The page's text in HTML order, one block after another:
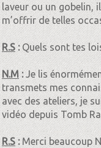
laveur ou un gobelin,
m’offrir de telles
R.S :Quels sont tes
N.M:Je lis
transmets mes
avec des ateliers, je
vidéo depuis Tomb
R.S: Merci beaucoup